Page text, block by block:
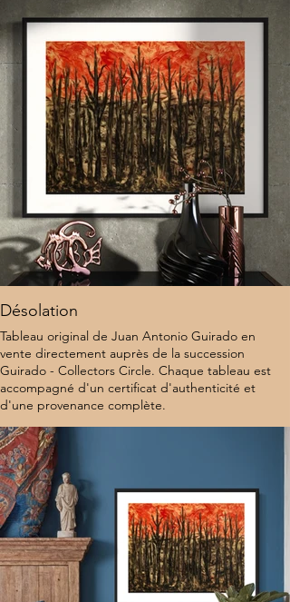
Désolation
Tableau original de Juan Antonio Guirado en
vente directement auprès de la succession
Guirado - Collectors Circle. Chaque tableau est
accompagné d'un certificat d'authenticité et
d'une provenance complète.
9 500 $